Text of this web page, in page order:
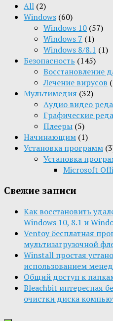
All (2)
Windows (60)
Windows 10 (57)
Windows 7 (1)
Windows 8/8.1 (1)
Безопасность (145)
Восстановление
Лечение вирусов
Мультимедия (32)
Aудио видео
Графические
Плееры (5)
Начинающим (1)
Установка программ
Установка
Microsoft
Свежие записи
Как восстановить
Windows 10, 8.1 и
Ventoy бесплатная
мультизагрузочной
Winstall простая
использованием
Общий доступ к
Bleachbit интересная
очистки диска